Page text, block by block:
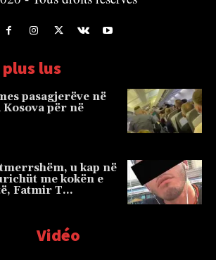
lus
pasagjerëve në
për në
u kap në
me kokën e
Fatmir T…
Vidéo